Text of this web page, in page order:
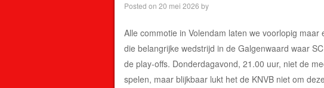
Posted on 20 mei 2026 by
Alle commotie in Volendam laten we voorlopig
die belangrijke wedstrijd in de Galgenwaard waar
de play-offs. Donderdagavond, 21.00 uur, niet de
spelen, maar blijkbaar lukt het de KNVB niet om